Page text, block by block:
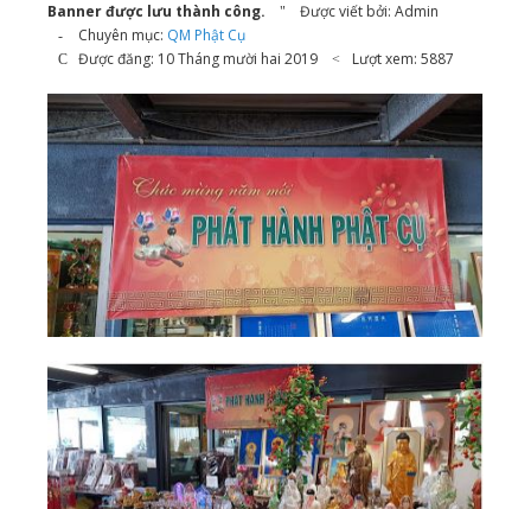
Banner được lưu thành công. Được viết bởi: Admin
Chuyên mục: QM Phật Cụ
Được đăng: 10 Tháng mười hai 2019
Lượt xem: 5887